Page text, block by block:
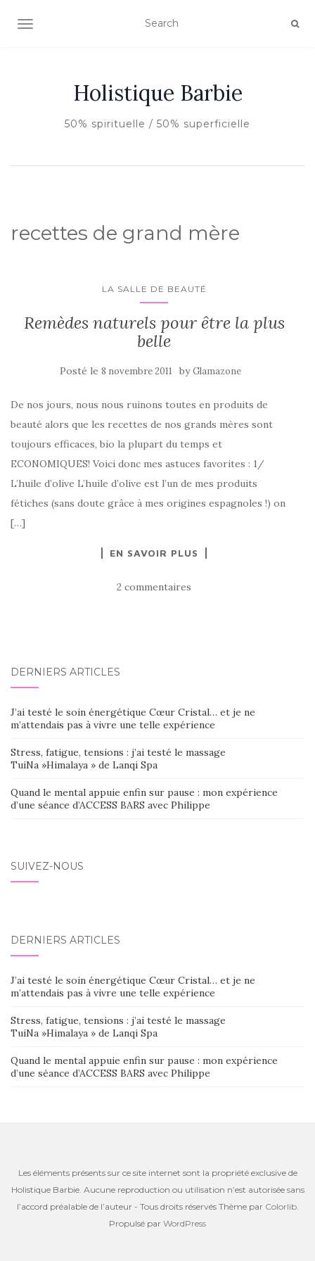
AFFICHER/MASQUER LA NAVIGATION
Holistique Barbie
50% spirituelle / 50% superficielle
recettes de grand mère
LA SALLE DE BEAUTÉ
Remèdes naturels pour être la plus
belle
Posté le 8 novembre 2011 byGlamazone
De nos jours, nous nous ruinons toutes en produits de
beauté alors que les recettes de nos grands mères sont
toujours efficaces, bio la plupart du temps et
ECONOMIQUES! Voici donc mes astuces favorites : 1/
L’huile d’olive L’huile d’olive est l’un de mes produits
fétiches (sans doute grâce à mes origines espagnoles !) on
[…]
EN SAVOIR PLUS
2 commentaires
DERNIERS ARTICLES
J’ai testé le soin énergétique Cœur Cristal… et je ne
m’attendais pas à vivre une telle expérience
Stress, fatigue, tensions : j’ai testé le massage
TuiNa »Himalaya » de Lanqi Spa
Quand le mental appuie enfin sur pause : mon expérience
d’une séance d’ACCESS BARS avec Philippe
SUIVEZ-NOUS
DERNIERS ARTICLES
J’ai testé le soin énergétique Cœur Cristal… et je ne
m’attendais pas à vivre une telle expérience
Stress, fatigue, tensions : j’ai testé le massage
TuiNa »Himalaya » de Lanqi Spa
Quand le mental appuie enfin sur pause : mon expérience
d’une séance d’ACCESS BARS avec Philippe
Les éléments présents sur ce site internet sont la propriété exclusive de
Holistique Barbie. Aucune reproduction ou utilisation n’est autorisée sans
l’accord préalable de l’auteur - Tous droits réservés Thème par Colorlib.
Propulsé par WordPress